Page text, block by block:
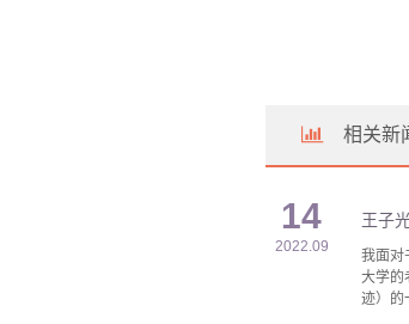
相关新
14
2022.09
王子
我面对
大学的
迹）的